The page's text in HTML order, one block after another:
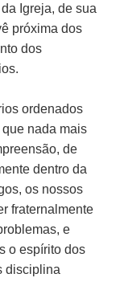
Igreja, de sua
próxima dos
dos
ordenados
nada mais
de
dentro da
os nossos
fraternalmente
e
o espírito dos
disciplina